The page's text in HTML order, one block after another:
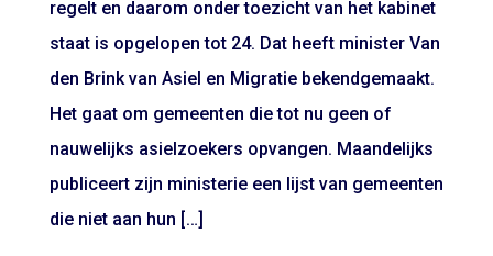
regelt en daarom onder toezicht van het kabinet
staat is opgelopen tot 24. Dat heeft minister Van
den Brink van Asiel en Migratie bekendgemaakt.
Het gaat om gemeenten die tot nu geen of
nauwelijks asielzoekers opvangen. Maandelijks
publiceert zijn ministerie een lijst van gemeenten
die niet aan hun […]